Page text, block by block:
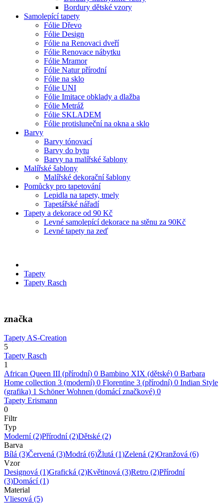
Bordury dětské vzory
Samolepící tapety
Fólie Dřevo
Fólie Design
Fólie na Renovaci dveří
Fólie Renovace nábytku
Fólie Mramor
Fólie Natur přírodní
Fólie na sklo
Fólie UNI
Fólie Imitace obklady a dlažba
Fólie Metráž
Fólie SKLADEM
Fólie protisluneční na okna a sklo
Barvy
Barvy tónovací
Barvy do bytu
Barvy na malířské šablony
Malířské šablony
Malířské dekorační šablony
Pomůcky pro tapetování
Lepidla na tapety, tmely
Tapetářské nářadí
Tapety a dekorace od 90 Kč
Levné samolepící dekorace na stěnu za 90Kč
Levné tapety na zeď
Tapety
Tapety Rasch
značka
Tapety AS-Creation
5
Tapety Rasch
1
African Queen III (přírodní) 0 Bambino XIX (dětské) 0 Barbara
Home collection 3 (moderní) 0 Florentine 3 (přírodní) 0 Indian Style
(grafika) 1 Schöner Wohnen (domácí značkové) 0
Tapety Erismann
0
Filtr
Typ
Moderní(2)Přírodní(2)Dětské (2)
Barva
Bílá (3)Červená (3)Modrá (6)Žlutá (1)Zelená (2)Oranžová (6)
Vzor
Designová (1)Grafická (2)Květinová (3)Retro (2)Přírodní
(3)Domácí(1)
Material
Vliesová (5)